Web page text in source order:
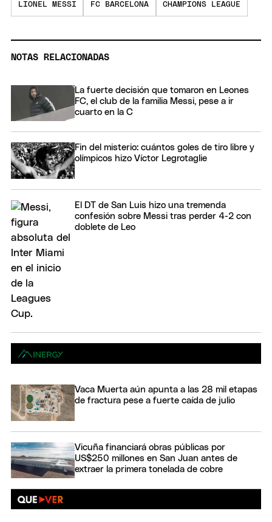
LIONEL MESSI FC BARCELONA CHAMPIONS LEAGUE
NOTAS RELACIONADAS
La fuerte decisión que tomaron en Leones
FC, el club de la familia Messi, pese a ir
cuarto en la C
Fin del misterio: cuántos goles de tiro libre y
olímpicos hizo Víctor Legrotaglie
El DT de San Luis hizo una tremenda
confesión sobre Messi tras perder 4-2 con
doblete de Leo
Vaca Muerta aún apunta a las 28 mil etapas
de fractura pese a fuerte caída de julio
Vicuña financiará obras públicas por
US$250 millones en San Juan antes de
extraer la primera tonelada de cobre